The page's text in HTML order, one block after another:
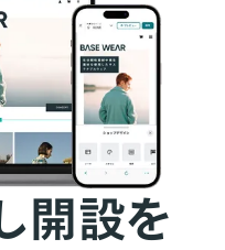
開設を